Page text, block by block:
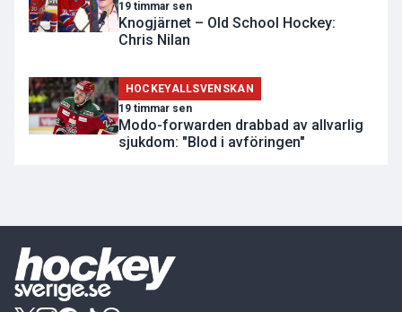
19 timmar sen
Knogjärnet – Old School Hockey:
Chris Nilan
HOCKEYALLSVENSKAN
19 timmar sen
Modo-forwarden drabbad av allvarlig
sjukdom: "Blod i avföringen"